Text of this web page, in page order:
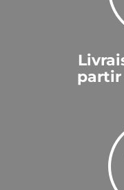
partir